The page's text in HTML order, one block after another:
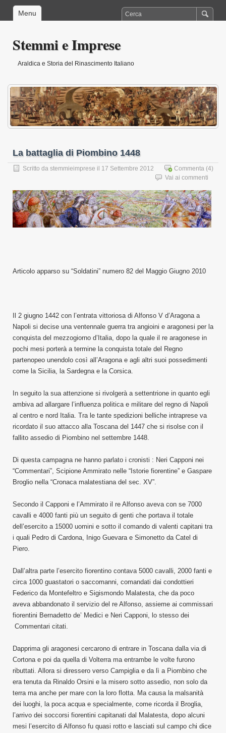
Menu
Stemmi e Imprese
Araldica e Storia del Rinascimento Italiano
La battaglia di Piombino 1448
Scritto da stemmieimprese il 17 Settembre 2012 Commenta (4)
Vai ai commenti
Articolo apparso su “Soldatini” numero 82 del Maggio Giugno 2010
Il 2 giugno 1442 con l’entrata vittoriosa di Alfonso V d’Aragona a
Napoli si decise una ventennale guerra tra angioini e aragonesi per la
conquista del mezzogiorno d’Italia, dopo la quale il re aragonese in
pochi mesi porterà a termine la conquista totale del Regno
partenopeo unendolo così all’Aragona e agli altri suoi possedimenti
come la Sicilia, la Sardegna e la Corsica.
In seguito la sua attenzione si rivolgerà a settentrione in quanto egli
ambiva ad allargare l’influenza politica e militare del regno di Napoli
al centro e nord Italia. Tra le tante spedizioni belliche intraprese va
ricordato il suo attacco alla Toscana del 1447 che si risolse con il
fallito assedio di Piombino nel settembre 1448.
Di questa campagna ne hanno parlato i cronisti : Neri Capponi nei
“Commentari”, Scipione Ammirato nelle “Istorie fiorentine” e Gaspare
Broglio nella “Cronaca malatestiana del sec. XV”.
Secondo il Capponi e l’Ammirato il re Alfonso aveva con se 7000
cavalli e 4000 fanti più un seguito di genti che portava il totale
dell’esercito a 15000 uomini e sotto il comando di valenti capitani tra
i quali Pedro di Cardona, Inigo Guevara e Simonetto da Catel di
Piero.
Dall’altra parte l’esercito fiorentino contava 5000 cavalli, 2000 fanti e
circa 1000 guastatori o saccomanni, comandati dai condottieri
Federico da Montefeltro e Sigismondo Malatesta, che da poco
aveva abbandonato il servizio del re Alfonso, assieme ai commissari
fiorentini Bernadetto de’ Medici e Neri Capponi, lo stesso dei
Commentari citati.
Dapprima gli aragonesi cercarono di entrare in Toscana dalla via di
Cortona e poi da quella di Volterra ma entrambe le volte furono
ributtati. Allora si diressero verso Campiglia e da lì a Piombino che
era tenuta da Rinaldo Orsini e la misero sotto assedio, non solo da
terra ma anche per mare con la loro flotta. Ma causa la malsanità
dei luoghi, la poca acqua e specialmente, come ricorda il Broglia,
l’arrivo dei soccorsi fiorentini capitanati dal Malatesta, dopo alcuni
mesi l’esercito di Alfonso fu quasi rotto e lasciati sul campo chi dice